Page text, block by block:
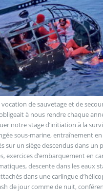
de sauvetage et de
à nous rendre chaque
notre stage d’initiation à la
sous-marine, entraînement
sur un siège descendus dans un
exercices d’embarquement en
descente dans les eaux
dans une carlingue
de jour comme de nuit,